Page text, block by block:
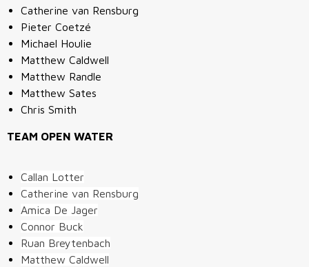
Catherine van Rensburg
Pieter Coetzé
Michael Houlie
Matthew Caldwell
Matthew Randle
Matthew Sates
Chris Smith
TEAM OPEN WATER
Callan Lotter
Catherine van Rensburg
Amica De Jager
Connor Buck
Ruan Breytenbach
Matthew Caldwell